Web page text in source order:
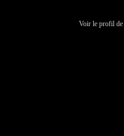
Voir le profil de